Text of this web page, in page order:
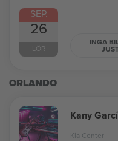
SEP.
26
LÖR
INGA
ORLANDO
Kany
Kia Center